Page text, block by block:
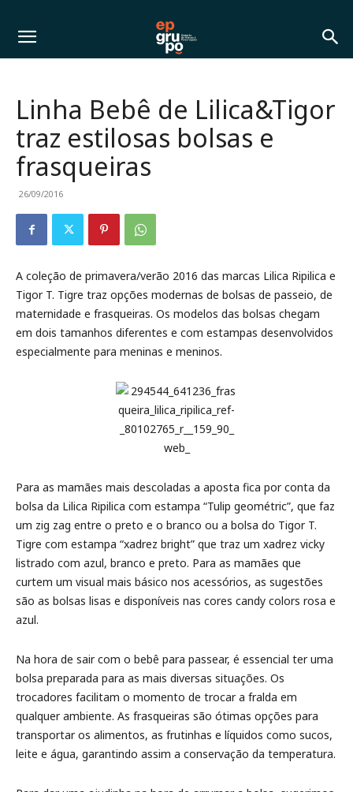
Linha Bebê de Lilica&Tigor
traz estilosas bolsas e
frasqueiras
26/09/2016
A coleção de primavera/verão 2016 das marcas Lilica Ripilica e
Tigor T. Tigre traz opções modernas de bolsas de passeio, de
maternidade e frasqueiras. Os modelos das bolsas chegam
em dois tamanhos diferentes e com estampas desenvolvidos
especialmente para meninas e meninos.
Para as mamães mais descoladas a aposta fica por conta da
bolsa da Lilica Ripilica com estampa “Tulip geométric”, que faz
um zig zag entre o preto e o branco ou a bolsa do Tigor T.
Tigre com estampa “xadrez bright” que traz um xadrez vicky
listrado com azul, branco e preto. Para as mamães que
curtem um visual mais básico nos acessórios, as sugestões
são as bolsas lisas e disponíveis nas cores candy colors rosa e
azul.
Na hora de sair com o bebê para passear, é essencial ter uma
bolsa preparada para as mais diversas situações. Os
trocadores facilitam o momento de trocar a fralda em
qualquer ambiente. As frasqueiras são ótimas opções para
transportar os alimentos, as frutinhas e líquidos como sucos,
leite e água, garantindo assim a conservação da temperatura.